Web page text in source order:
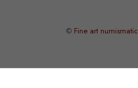
© Fine art